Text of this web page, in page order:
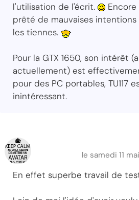
l'utilisation de l'écrit.
prêté de mauvaises
les tiennes.
Pour la GTX 1650, son intérêt
actuellement) est
pour des PC portables, TU117
inintéressant.
le samedi 11
En effet superbe travail de